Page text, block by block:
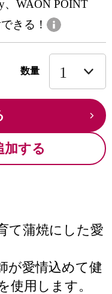
、WAON POINT
きる！
数量
加する
て蒲焼にした愛
が愛情込めて健
使用します。